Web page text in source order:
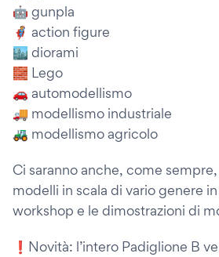
🤖 gunpla
🦸 action figure
🏙 diorami
🧱 Lego
🚗 automodellismo
🚚 modellismo industriale
🚜 modellismo agricolo
Ci saranno anche, come
modelli in scala di vario genere
workshop e le dimostrazioni di
❗Novità: l’intero Padiglione B